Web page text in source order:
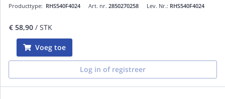
Art. nr. 2850270258
Producttype: RHS540F4024 Lev. Nr.: RHS540F4024
€ 58,90 / STK
Voeg toe
Log in of registreer